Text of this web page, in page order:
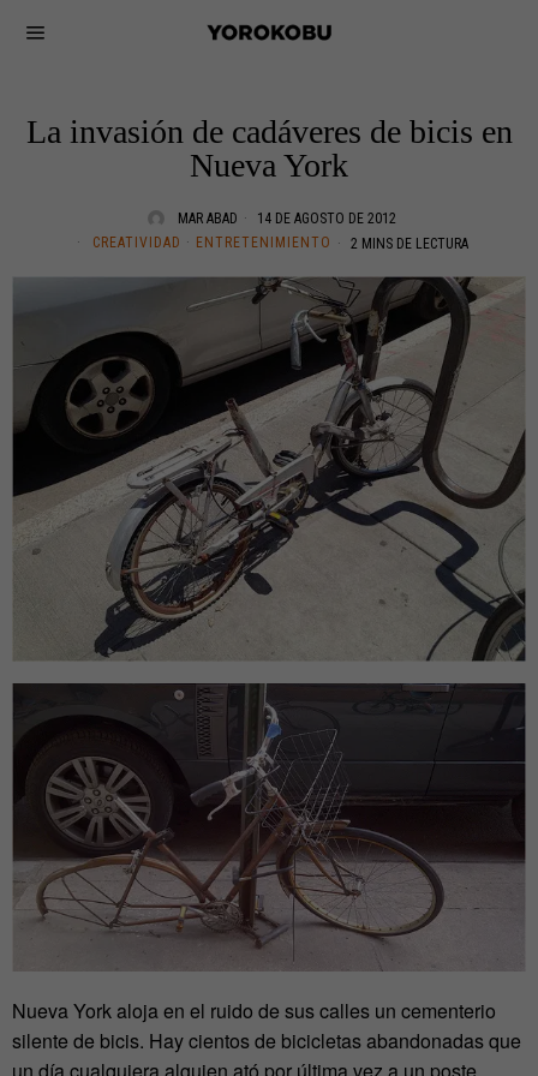
La invasión de cadáveres de bicis en
Nueva York
MAR ABAD
14 DE AGOSTO DE 2012
CREATIVIDAD · ENTRETENIMIENTO 2 MINS DE LECTURA
Nueva York aloja en el ruido de sus calles un cementerio
silente de bicis. Hay cientos de bicicletas abandonadas que
un día cualquiera alguien ató por última vez a un poste